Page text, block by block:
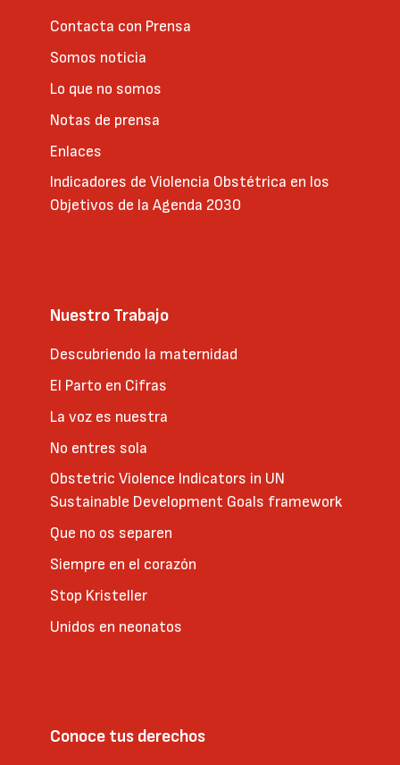
Contacta con Prensa
Somos noticia
Lo que no somos
Notas de prensa
Enlaces
Indicadores de Violencia Obstétrica en los
Objetivos de la Agenda 2030
Nuestro Trabajo
Descubriendo la maternidad
El Parto en Cifras
La voz es nuestra
No entres sola
Obstetric Violence Indicators in UN
Sustainable Development Goals framework
Que no os separen
Siempre en el corazón
Stop Kristeller
Unidos en neonatos
Conoce tus derechos